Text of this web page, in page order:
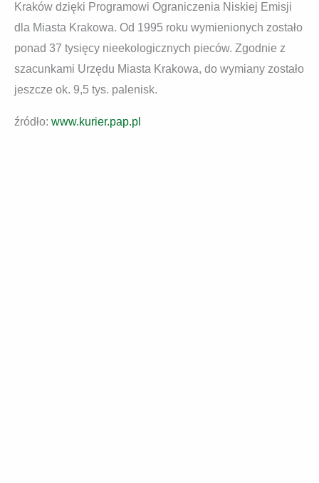
Kraków dzięki Programowi Ograniczenia Niskiej Emisji
dla Miasta Krakowa. Od 1995 roku wymienionych zostało
ponad 37 tysięcy nieekologicznych pieców. Zgodnie z
szacunkami Urzędu Miasta Krakowa, do wymiany zostało
jeszcze ok. 9,5 tys. palenisk.
źródło: www.kurier.pap.pl